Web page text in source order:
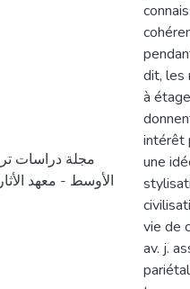
مجلة دراسات
dit, les
à
intérêt
une
vie de
av. j.